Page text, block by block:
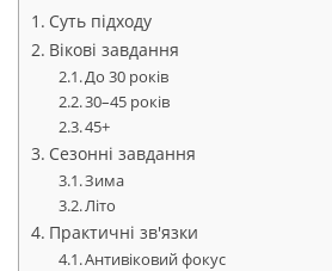
Суть підходу
Вікові завдання
До 30 років
30–45 років
45+
Сезонні завдання
Зима
Літо
Практичні зв'язки
Антивіковий фокус